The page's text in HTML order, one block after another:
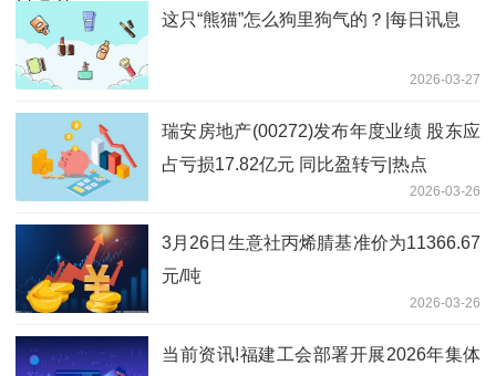
这只“熊猫”怎么狗里狗气的？|每日讯息
2026-03-27
瑞安房地产(00272)发布年度业绩 股东应
占亏损17.82亿元 同比盈转亏|热点
2026-03-26
3月26日生意社丙烯腈基准价为11366.67
元/吨
2026-03-26
当前资讯!福建工会部署开展2026年集体